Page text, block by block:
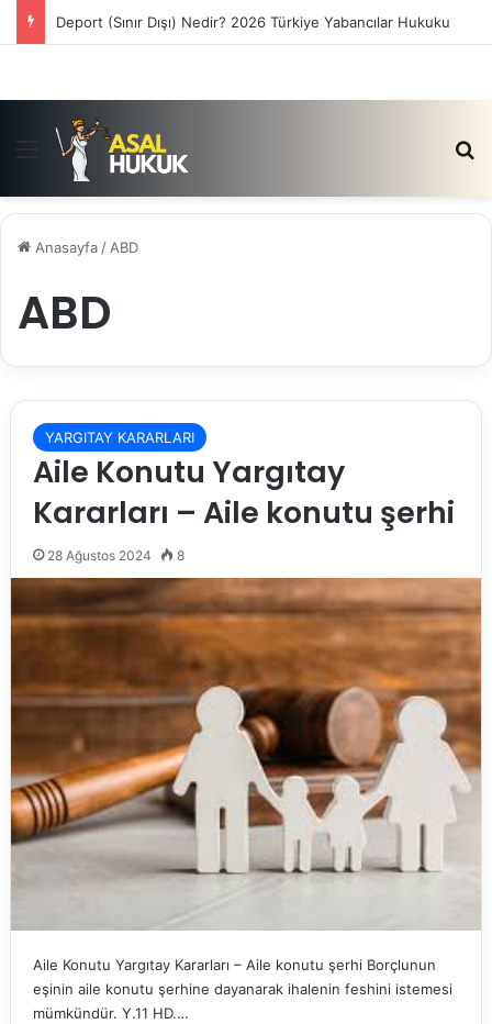
Deport (Sınır Dışı) Nedir? 2026 Türkiye Yabancılar Hukuku
Menü
Anasayfa / ABD
ABD
YARGITAY KARARLARI
Aile Konutu Yargıtay
Kararları – Aile konutu şerhi
28 Ağustos 2024 8
Aile Konutu Yargıtay Kararları – Aile konutu şerhi Borçlunun
eşinin aile konutu şerhine dayanarak ihalenin feshini istemesi
mümkündür. Y.11 HD.…